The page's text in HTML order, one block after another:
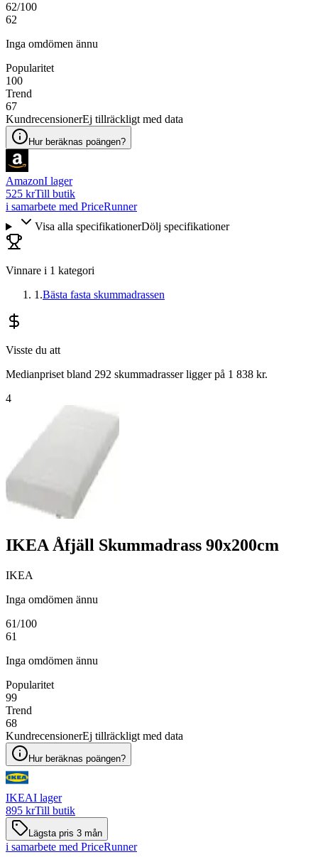
62/100
62
Inga omdömen ännu
Popularitet
100
Trend
67
KundrecensionerEj tillräckligt med data
Hur beräknas poängen?
AmazonI lager
525 krTill butik
i samarbete med PriceRunner
Visa alla specifikationerDölj specifikationer
Vinnare i 1 kategori
1 .Bästa fasta skummadrassen
Visste du att
Medianpriset bland 292 skummadrasser ligger på 1 838 kr.
4
IKEA Åfjäll Skummadrass 90x200cm
IKEA
Inga omdömen ännu
61/100
61
Inga omdömen ännu
Popularitet
99
Trend
68
KundrecensionerEj tillräckligt med data
Hur beräknas poängen?
IKEAI lager
895 krTill butik
Lägsta pris 3 mån
i samarbete med PriceRunner